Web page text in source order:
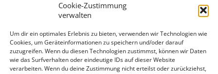
Cookie-Zustimmung
verwalten
Um dir ein optimales Erlebnis zu bieten, verwenden wir Technologien wie
Cookies, um Geräteinformationen zu speichern und/oder darauf
zuzugreifen. Wenn du diesen Technologien zustimmst, können wir Daten
wie das Surfverhalten oder eindeutige IDs auf dieser Website
verarbeiten. Wenn du deine Zustimmung nicht erteilst oder zurückziehst,
(10) Elmar Brok: Die Europäische Union –
Grundlage der deutschen Einheit, in: Werner
Münch, Günter Rinsche (Hg.): Europa – unsere
Zukunft. Ein Traum wird Wirklichkeit, Herford
1989, S. 104-116, S. 110.
(11)http://www.german-foreign-